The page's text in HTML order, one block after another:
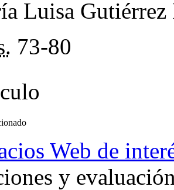
Luisa Gutiérrez
73-80
Web de
y